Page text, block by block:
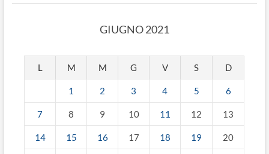
GIUGNO 2021
L M M G V S D
1 2 3 4 5 6
7 8 9 10 11 12 13
14 15 16 17 18 19 20